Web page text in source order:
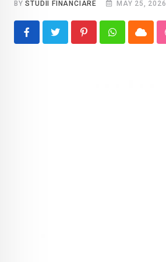
BYSTUDII FINANCIARE MAY 25, 2026
PinterestWhatsappCloud